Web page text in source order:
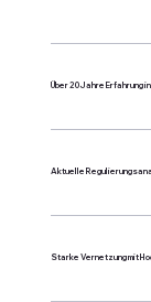
Über 20 Jahre Erfahrung
Aktuelle
Starke Vernetzung mit